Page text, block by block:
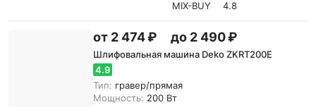
MIX-BUY
4.8
от 2 474 ₽ до 2 490 ₽
Шлифовальная машина Deko ZKRT200E
4.9
Тип: гравер/прямая
Мощность: 200 Вт